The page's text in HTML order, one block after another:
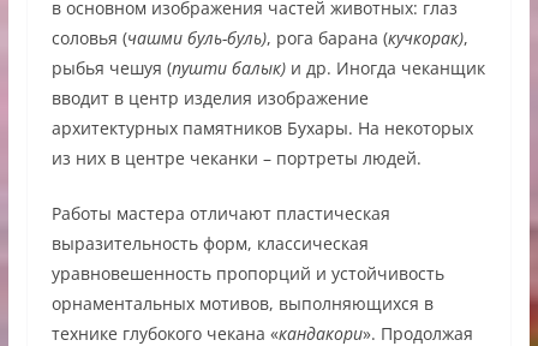
в основном изображения частей животных: глаз
соловья (чашми буль-буль), рога барана (кучкорак),
рыбья чешуя (пушти балык)и др. Иногда чеканщик
вводит в центр изделия изображение
архитектурных памятников Бухары. На некоторых
из них в центре чеканки – портреты людей.
Работы мастера отличают пластическая
выразительность форм, классическая
уравновешенность пропорций и устойчивость
орнаментальных мотивов, выполняющихся в
технике глубокого чекана «кандакори». Продолжая